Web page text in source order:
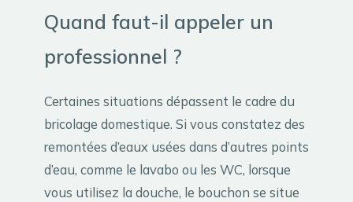
Quand faut-il appeler un
professionnel ?
Certaines situations dépassent le cadre du
bricolage domestique. Si vous constatez des
remontées d’eaux usées dans d’autres points
d’eau, comme le lavabo ou les WC, lorsque
vous utilisez la douche, le bouchon se situe